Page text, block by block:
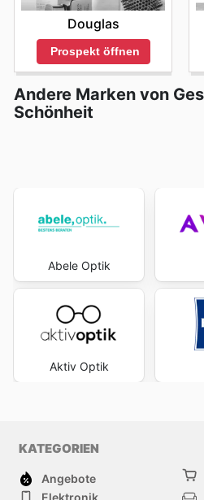
Douglas
Prospekt öffnen
Andere Marken von
Schönheit
Abele Optik
Aktiv Optik
KATEGORIEN
Angebote